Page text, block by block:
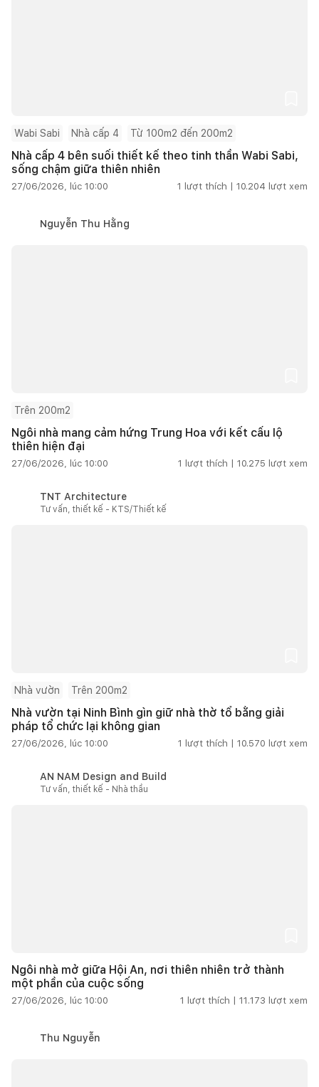
Wabi Sabi Nhà cấp 4 Từ 100m2 đến 200m2
Nhà cấp 4 bên suối thiết kế theo tinh thần Wabi Sabi,
sống chậm giữa thiên nhiên
27/06/2026, lúc 10:00 1 lượt thích | 10.204 lượt xem
Nguyễn Thu Hằng
Trên 200m2
Ngôi nhà mang cảm hứng Trung Hoa với kết cấu lộ
thiên hiện đại
27/06/2026, lúc 10:00 1 lượt thích | 10.275 lượt xem
TNT Architecture
Tư vấn, thiết kế - KTS/Thiết kế
Nhà vườn Trên 200m2
Nhà vườn tại Ninh Bình gìn giữ nhà thờ tổ bằng giải
pháp tổ chức lại không gian
27/06/2026, lúc 10:00 1 lượt thích | 10.570 lượt xem
AN NAM Design and Build
Tư vấn, thiết kế - Nhà thầu
Ngôi nhà mở giữa Hội An, nơi thiên nhiên trở thành
một phần của cuộc sống
27/06/2026, lúc 10:00 1 lượt thích | 11.173 lượt xem
Thu Nguyễn